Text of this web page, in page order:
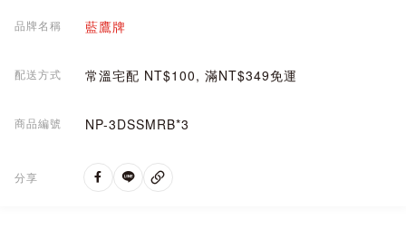
品牌名稱 藍鷹牌
配送方式 常溫宅配 NT$100, 滿NT$349免運
商品編號 NP-3DSSMRB*3
分享